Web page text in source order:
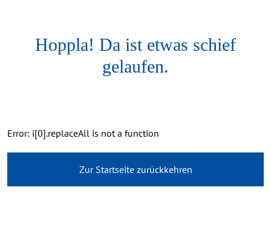
Hoppla! Da ist etwas schief
gelaufen.
Error: i[0].replaceAll is not a function
Zur Startseite zurückkehren